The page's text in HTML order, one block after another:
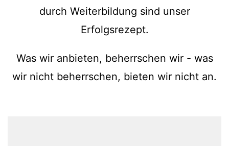
durch Weiterbildung sind unser
Erfolgsrezept.
Was wir anbieten, beherrschen wir - was
wir nicht beherrschen, bieten wir nicht an.